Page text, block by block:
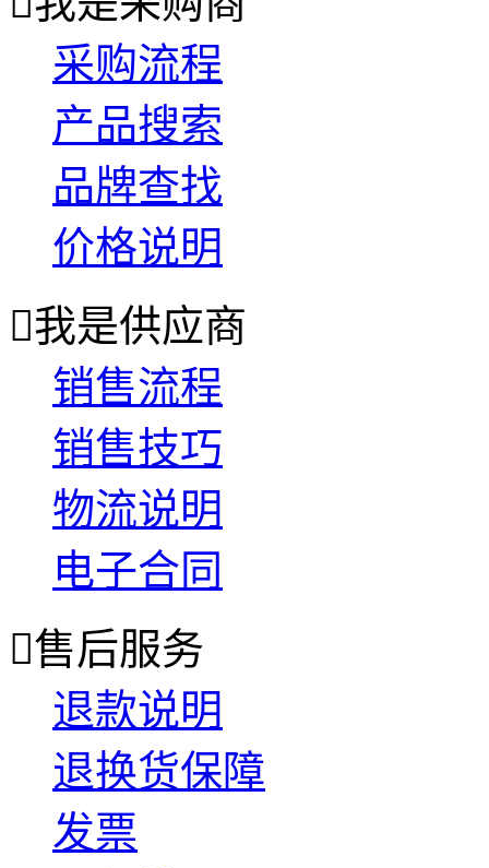
采购流程
产品搜索
品牌查找
价格说明
我是供应商
销售流程
销售技巧
物流说明
电子合同
售后服务
退款说明
退换货保障
发票